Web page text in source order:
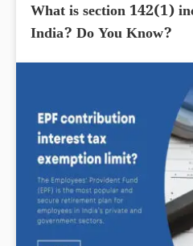
What is section 142(1)
India? Do You Know?